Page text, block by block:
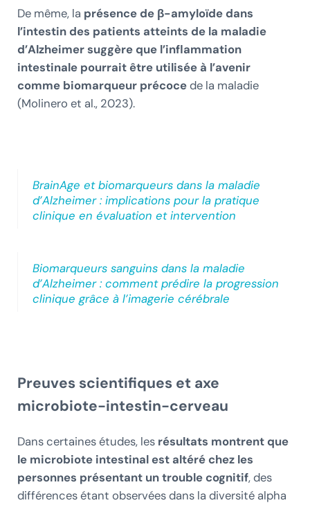
De même, la présence de β-amyloïde dans
l’intestin des patients atteints de la maladie
d’Alzheimer suggère que l’inflammation
intestinale pourrait être utilisée à l’avenir
comme biomarqueur précocede la maladie
(Molinero et al., 2023).
BrainAge et biomarqueurs dans la maladie
d’Alzheimer : implications pour la pratique
clinique en évaluation et intervention
Biomarqueurs sanguins dans la maladie
d’Alzheimer : comment prédire la progression
clinique grâce à l’imagerie cérébrale
Preuves scientifiques et axe
microbiote-intestin-cerveau
Dans certaines études, les résultats montrent que
le microbiote intestinal est altéré chez les
personnes présentant un trouble cognitif, des
différences étant observées dans la diversité alpha